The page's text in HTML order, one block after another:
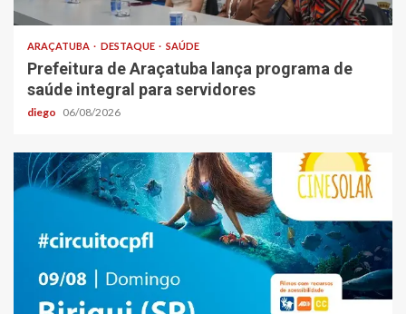
ARAÇATUBA DESTAQUE SAÚDE
Prefeitura de Araçatuba lança programa de
saúde integral para servidores
diego 06/08/2026